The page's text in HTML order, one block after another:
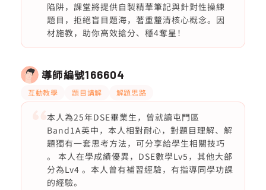
陷阱，課堂將提供自製精華筆記與針對性操練
題目，拒絕盲目題海，著重釐清核心概念。因
材施教，助你高效搶分、穩4奪星！
導師編號166604
互動教學 題目講解 解題思路
本人為25年DSE畢業生，曾就讀屯門區
Band1A英中，本人相對耐心，對題目理解、解
題獨有一套思考方法，可分享給學生相關技巧
。 本人在學成績優異，DSE數學Lv5，其他大部
分為Lv4 。本人曾有補習經驗，有指導同學功課
的經驗。